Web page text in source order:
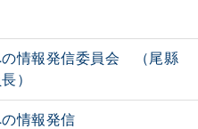
の情報発信委員会 （尾縣
）
情報発信